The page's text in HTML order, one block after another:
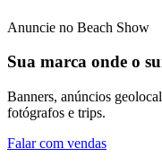
Anuncie no Beach Show
Sua marca onde o
Banners, anúncios
fotógrafos e trips.
Falar com vendas